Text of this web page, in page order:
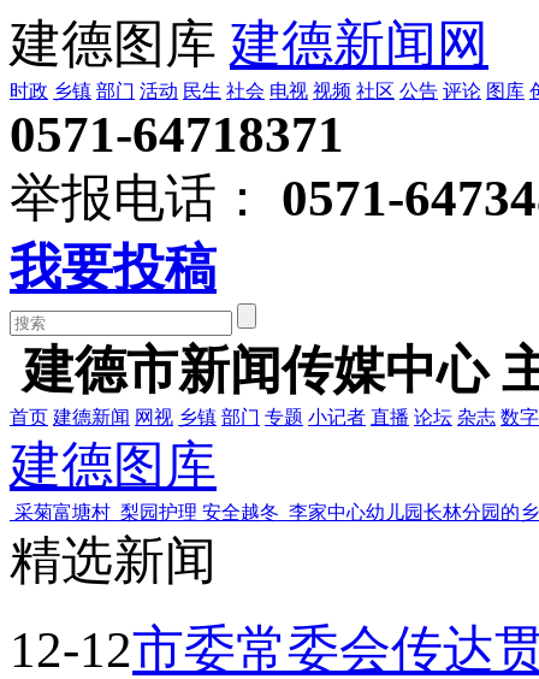
建德图库 建德新闻网
时政 乡镇 部门 活动 民生 社会 电视 视频 社区 公告 评论 图库
0571-64718371
举报电话：
0571-
我要投稿
建德市新闻传媒中心
首页 建德新闻 网视 乡镇 部门 专题 小记者 直播 论坛 杂志 数
建德图库
采菊富塘村 梨园护理 安全越冬 李家中心幼儿园长林分园的
精选新闻
12-12市委常委会传达